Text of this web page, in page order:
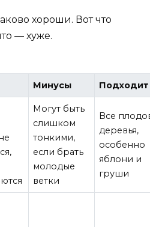
хороши. Вот что
— хуже.
Минусы Подходит
Могут быть
слишком
тонкими,
если брать
молодые
ветки
Все
деревья,
особенно
яблони и
груши